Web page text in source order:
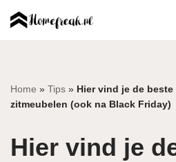
inhoud
Home » Tips » Hier vind je de
zitmeubelen (ook na Black Friday)
Hier vind je